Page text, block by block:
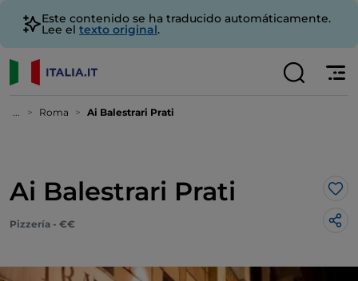
Este contenido se ha traducido automáticamente.
Lee el texto original.
... Roma Ai Balestrari Prati
Ai Balestrari Prati Me
Pizzería - €€